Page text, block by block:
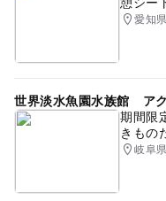
愛知
世界淡水魚園水族館 ア
期間限
きもの
岐阜